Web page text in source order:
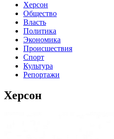
Херсон
Общество
Власть
Политика
Экономика
Происшествия
Спорт
Культура
Репортажи
Херсон